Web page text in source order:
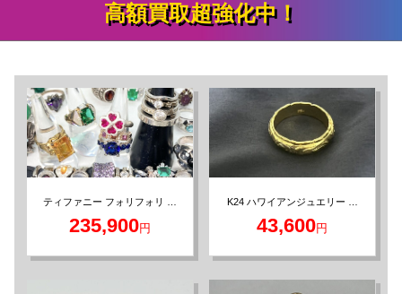
高額買取超強化中！
ティファニー フォリフォリ ダ
925
235,900円
K24 ハワイアンジュエリー ゴ
43,600円